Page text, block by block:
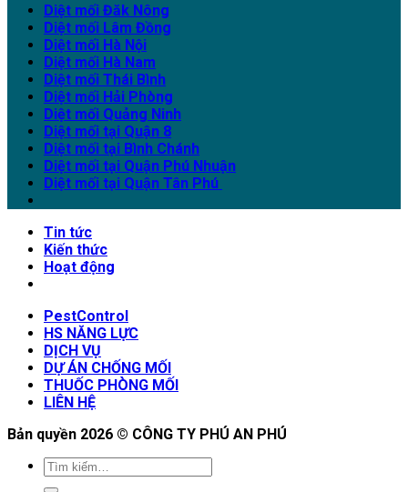
Diệt mối Đăk Nông
Diệt mối Lâm Đồng
Diệt mối Hà Nội
Diệt mối Hà Nam
Diệt mối Thái Bình
Diệt mối Hải Phòng
Diệt mối Quảng Ninh
Diệt mối tại Quận 8
Diệt mối tại Bình Chánh
Diệt mối tại Quận Phú Nhuận
Diệt mối tại Quận Tân Phú
Tin tức
Kiến thức
Hoạt động
PestControl
HS NĂNG LỰC
DỊCH VỤ
DỰ ÁN CHỐNG MỐI
THUỐC PHÒNG MỐI
LIÊN HỆ
Bản quyền 2026 © CÔNG TY PHÚ AN PHÚ